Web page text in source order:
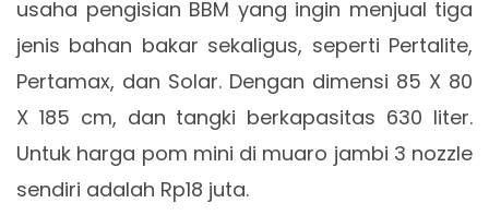
usaha pengisian BBM yang ingin menjual tiga
jenis bahan bakar sekaligus, seperti Pertalite,
Pertamax, dan Solar. Dengan dimensi 85 X 80
X 185 cm, dan tangki berkapasitas 630 liter.
Untuk harga pom mini di muaro jambi 3 nozzle
sendiri adalah Rp18 juta.